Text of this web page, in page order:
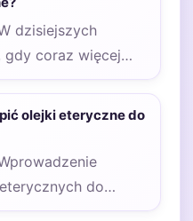
dzisiejszych
gdy coraz więcej
uwagę na
metody dbania o…
olejki eteryczne do
do
może